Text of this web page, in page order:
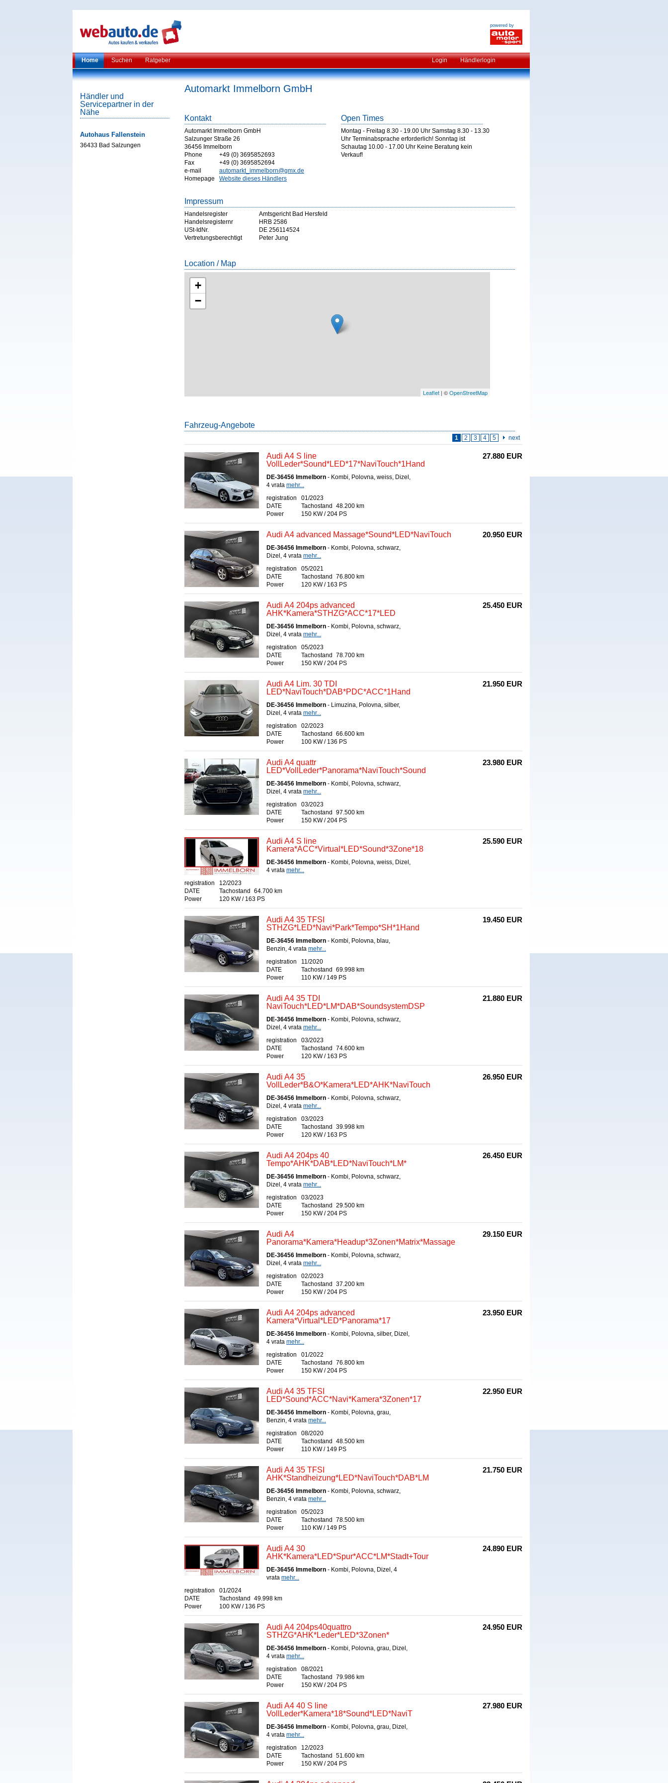
powered by
Home Suchen Ratgeber Login Händlerlogin
Händler und
Servicepartner in der
Nähe
Autohaus Fallenstein
36433 Bad Salzungen
Automarkt Immelborn GmbH
Kontakt
Automarkt Immelborn GmbH
Salzunger Straße 26
36456 Immelborn
Phone
+49 (0) 3695852693
Fax
+49 (0) 3695852694
e-mail
automarkt_immelborn@gmx.de
Homepage
Website dieses Händlers
Open Times
Montag - Freitag 8.30 - 19.00 Uhr Samstag 8.30 - 13.30
Uhr Terminabsprache erforderlich! Sonntag ist
Schautag 10.00 - 17.00 Uhr Keine Beratung kein
Verkauf!
Impressum
Handelsregister
Amtsgericht Bad Hersfeld
Handelsregisternr
HRB 2586
USt-IdNr.
DE 256114524
Vertretungsberechtigt
Peter Jung
Location / Map
+
−
Leaflet | ©OpenStreetMap
Fahrzeug-Angebote
1 2 3 4 5 next
27.880 EUR
Audi A4 S line
VollLeder*Sound*LED*17*NaviTouch*1Hand
DE-36456 Immelborn - Kombi, Polovna, weiss, Dizel,
4 vrata mehr...
registration
DATE
01/2023
Tachostand
48.200 km
Power
150 KW / 204 PS
20.950 EUR
Audi A4 advanced Massage*Sound*LED*NaviTouch
DE-36456 Immelborn - Kombi, Polovna, schwarz,
Dizel, 4 vrata mehr...
registration
DATE
05/2021
Tachostand
76.800 km
Power
120 KW / 163 PS
25.450 EUR
Audi A4 204ps advanced
AHK*Kamera*STHZG*ACC*17*LED
DE-36456 Immelborn - Kombi, Polovna, schwarz,
Dizel, 4 vrata mehr...
registration
DATE
05/2023
Tachostand
78.700 km
Power
150 KW / 204 PS
21.950 EUR
Audi A4 Lim. 30 TDI
LED*NaviTouch*DAB*PDC*ACC*1Hand
DE-36456 Immelborn - Limuzina, Polovna, silber,
Dizel, 4 vrata mehr...
registration
DATE
02/2023
Tachostand
66.600 km
Power
100 KW / 136 PS
23.980 EUR
Audi A4 quattr
LED*VollLeder*Panorama*NaviTouch*Sound
DE-36456 Immelborn - Kombi, Polovna, schwarz,
Dizel, 4 vrata mehr...
registration
DATE
03/2023
Tachostand
97.500 km
Power
150 KW / 204 PS
25.590 EUR
Audi A4 S line
Kamera*ACC*Virtual*LED*Sound*3Zone*18
DE-36456 Immelborn - Kombi, Polovna, weiss, Dizel,
4 vrata mehr...
registration
DATE
12/2023
Tachostand
64.700 km
Power
120 KW / 163 PS
19.450 EUR
Audi A4 35 TFSI
STHZG*LED*Navi*Park*Tempo*SH*1Hand
DE-36456 Immelborn - Kombi, Polovna, blau,
Benzin, 4 vrata mehr...
registration
DATE
11/2020
Tachostand
69.998 km
Power
110 KW / 149 PS
21.880 EUR
Audi A4 35 TDI
NaviTouch*LED*LM*DAB*SoundsystemDSP
DE-36456 Immelborn - Kombi, Polovna, schwarz,
Dizel, 4 vrata mehr...
registration
DATE
03/2023
Tachostand
74.600 km
Power
120 KW / 163 PS
26.950 EUR
Audi A4 35
VollLeder*B&O*Kamera*LED*AHK*NaviTouch
DE-36456 Immelborn - Kombi, Polovna, schwarz,
Dizel, 4 vrata mehr...
registration
DATE
03/2023
Tachostand
39.998 km
Power
120 KW / 163 PS
26.450 EUR
Audi A4 204ps 40
Tempo*AHK*DAB*LED*NaviTouch*LM*
DE-36456 Immelborn - Kombi, Polovna, schwarz,
Dizel, 4 vrata mehr...
registration
DATE
03/2023
Tachostand
29.500 km
Power
150 KW / 204 PS
29.150 EUR
Audi A4
Panorama*Kamera*Headup*3Zonen*Matrix*Massage
DE-36456 Immelborn - Kombi, Polovna, schwarz,
Dizel, 4 vrata mehr...
registration
DATE
02/2023
Tachostand
37.200 km
Power
150 KW / 204 PS
23.950 EUR
Audi A4 204ps advanced
Kamera*Virtual*LED*Panorama*17
DE-36456 Immelborn - Kombi, Polovna, silber, Dizel,
4 vrata mehr...
registration
DATE
01/2022
Tachostand
76.800 km
Power
150 KW / 204 PS
22.950 EUR
Audi A4 35 TFSI
LED*Sound*ACC*Navi*Kamera*3Zonen*17
DE-36456 Immelborn - Kombi, Polovna, grau,
Benzin, 4 vrata mehr...
registration
DATE
08/2020
Tachostand
48.500 km
Power
110 KW / 149 PS
21.750 EUR
Audi A4 35 TFSI
AHK*Standheizung*LED*NaviTouch*DAB*LM
DE-36456 Immelborn - Kombi, Polovna, schwarz,
Benzin, 4 vrata mehr...
registration
DATE
05/2023
Tachostand
78.500 km
Power
110 KW / 149 PS
24.890 EUR
Audi A4 30
AHK*Kamera*LED*Spur*ACC*LM*Stadt+Tour
DE-36456 Immelborn - Kombi, Polovna, Dizel, 4
vrata mehr...
registration
DATE
01/2024
Tachostand
49.998 km
Power
100 KW / 136 PS
24.950 EUR
Audi A4 204ps40quattro
STHZG*AHK*Leder*LED*3Zonen*
DE-36456 Immelborn - Kombi, Polovna, grau, Dizel,
4 vrata mehr...
registration
DATE
08/2021
Tachostand
79.986 km
Power
150 KW / 204 PS
27.980 EUR
Audi A4 40 S line
VollLeder*Kamera*18*Sound*LED*NaviT
DE-36456 Immelborn - Kombi, Polovna, grau, Dizel,
4 vrata mehr...
registration
DATE
12/2023
Tachostand
51.600 km
Power
150 KW / 204 PS